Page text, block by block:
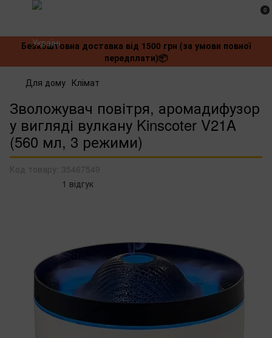
0
Безкоштовна доставка від 1500 грн (за умови повної
передплати)📦
Для дому Клімат
Зволожувач повітря, аромадифузор
у вигляді вулкану Kinscoter V21A
(560 мл, 3 режими)
Код товару: 35467549
1 відгук